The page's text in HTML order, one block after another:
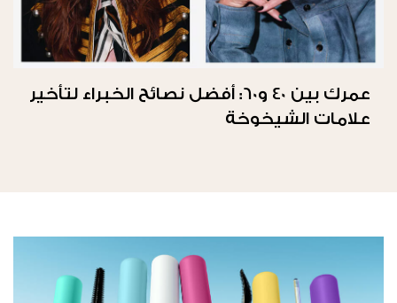
عمرك بين 40 و60: أفضل نصائح الخبراء لتأخير
علامات الشيخوخة